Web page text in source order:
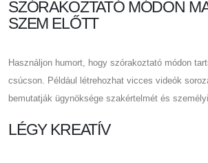
SZÓRAKOZTATÓ MÓDON
SZEM ELŐTT
Használjon humort, hogy szórakoztató módon
csúcson. Például létrehozhat vicces videók
bemutatják ügynöksége szakértelmét és
LÉGY KREATÍV